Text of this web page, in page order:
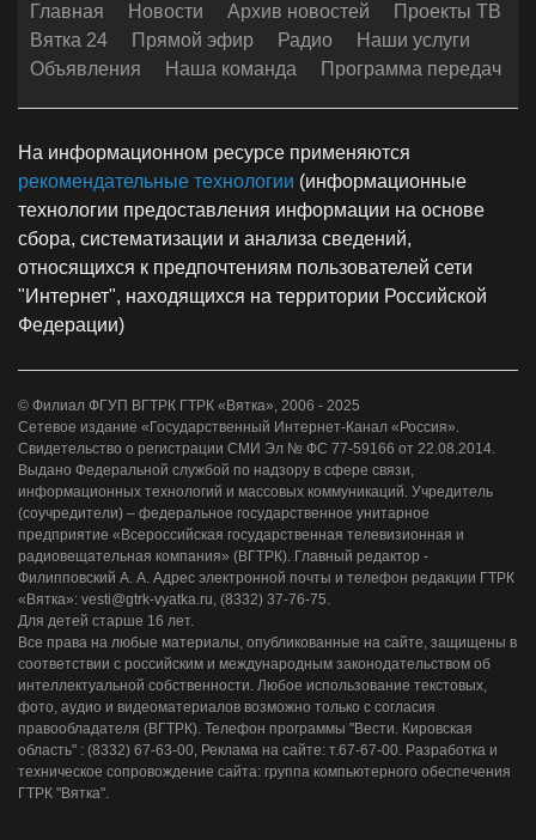
Главная Новости Архив новостей
Проекты ТВ
Вятка 24
Прямой эфир Радио
Наши услуги
Объявления
Наша команда Программа передач
На информационном ресурсе применяются
рекомендательные технологии (информационные
технологии предоставления информации на основе
сбора, систематизации и анализа сведений,
относящихся к предпочтениям пользователей сети
"Интернет", находящихся на территории Российской
Федерации)
© Филиал ФГУП ВГТРК ГТРК «Вятка», 2006 - 2025
Сетевое издание «Государственный Интернет-Канал «Россия».
Свидетельство о регистрации СМИ Эл № ФС 77-59166 от 22.08.2014.
Выдано Федеральной службой по надзору в сфере связи,
информационных технологий и массовых коммуникаций. Учредитель
(соучредители) – федеральное государственное унитарное
предприятие «Всероссийская государственная телевизионная и
радиовещательная компания» (ВГТРК). Главный редактор -
Филипповский А. А. Адрес электронной почты и телефон редакции ГТРК
«Вятка»: vesti@gtrk-vyatka.ru, (8332) 37-76-75.
Для детей старше 16 лет.
Все права на любые материалы, опубликованные на сайте, защищены в
соответствии с российским и международным законодательством об
интеллектуальной собственности. Любое использование текстовых,
фото, аудио и видеоматериалов возможно только с согласия
правообладателя (ВГТРК). Телефон программы "Вести. Кировская
область" : (8332) 67-63-00, Реклама на сайте: т.67-67-00. Разработка и
техническое сопровождение сайта: группа компьютерного обеспечения
ГТРК "Вятка".